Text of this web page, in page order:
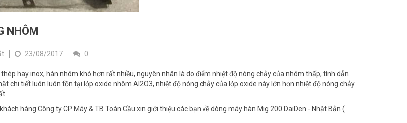
NHÔM
23/08/2017 0
hay inox, hàn nhôm khó hơn rất nhiều, nguyên nhân là do điểm nhiệt độ nóng chảy của nhôm thấp, tính dẫn
chi tiết luôn luôn tồn tại lớp oxide nhôm Al2O3, nhiệt độ nóng chảy của lớp oxide này lớn hơn nhiệt độ nóng chảy
hàng Công ty CP Máy & TB Toàn Cầu xin giới thiệu các bạn về dòng máy hàn Mig 200 DaiDen - Nhật Bản (